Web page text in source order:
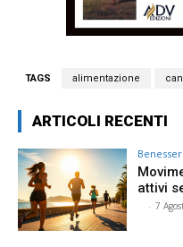
TAGS alimentazione
ARTICOLI RECENTI
attivi
- 7